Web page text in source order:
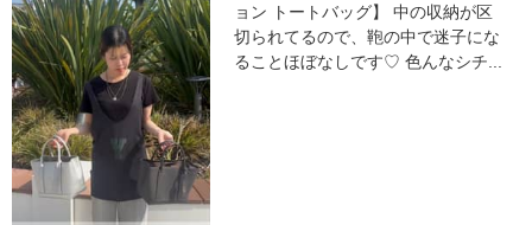
ョン トートバッグ】 中の収納が区
切られてるので、鞄の中で迷子にな
ることほぼなしです♡ 色んなシチ...